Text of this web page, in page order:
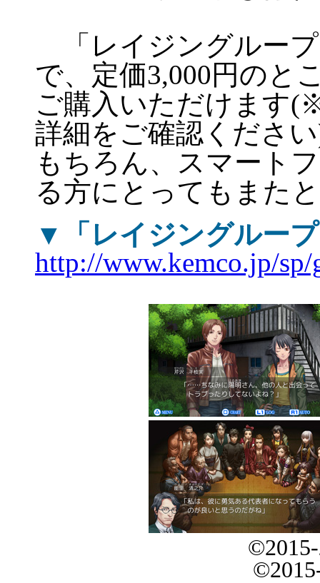
「レイジングルー
で、定価3,000円のと
ご購入いただけます
詳細をご確認くださ
もちろん、スマート
る方にとってもまた
▼「レイジングルー
http://www.kemco.jp/sp/